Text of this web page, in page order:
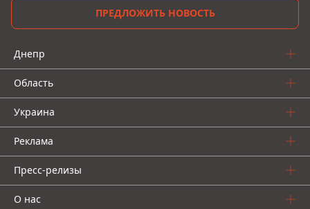
ПРЕДЛОЖИТЬ НОВОСТЬ
Днепр
Область
Украина
Реклама
Пресс-релизы
О нас